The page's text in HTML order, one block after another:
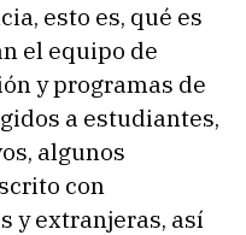
esto es, qué es
el equipo de
y programas de
a estudiantes,
algunos
con
y extranjeras, así